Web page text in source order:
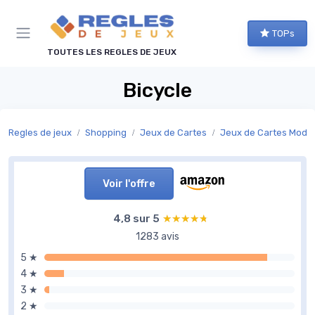
TOUTES LES REGLES DE JEUX
TOPs
Bicycle
Regles de jeux Shopping Jeux de Cartes Jeux de Cartes
Voir l'offre
4,8 sur 5 ★★★★★
★★★★★
1283 avis
5 ★
4 ★
3 ★
2 ★